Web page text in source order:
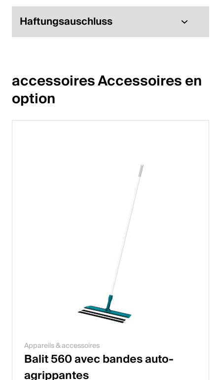
Haftungsauschluss
accessoires Accessoires en
option
Appareils & accessoires
Balit 560 avec bandes auto-
agrippantes